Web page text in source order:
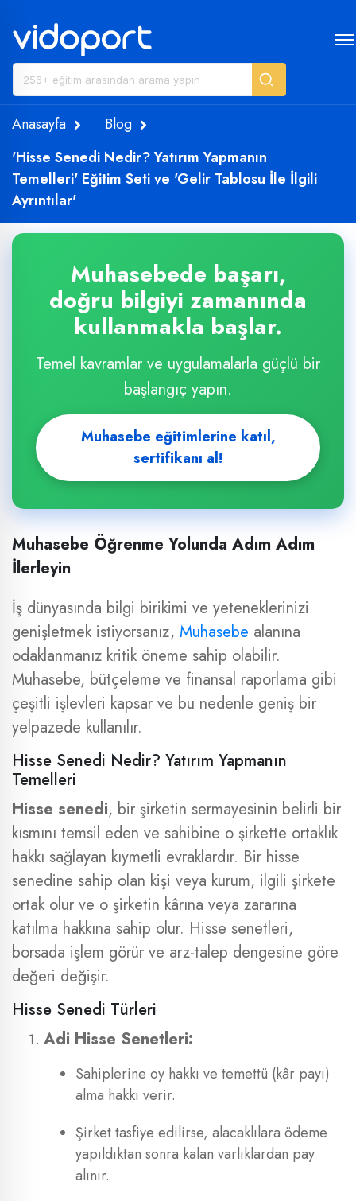
Anasayfa
Blog
'Hisse Senedi Nedir? Yatırım Yapmanın
Temelleri' Eğitim Seti ve 'Gelir Tablosu İle İlgili
Ayrıntılar'
Muhasebede başarı,
doğru bilgiyi zamanında
kullanmakla başlar.
Temel kavramlar ve uygulamalarla güçlü bir
başlangıç yapın.
Muhasebe eğitimlerine katıl,
sertifikanı al!
Muhasebe Öğrenme Yolunda Adım Adım
İlerleyin
İş dünyasında bilgi birikimi ve yeteneklerinizi
genişletmek istiyorsanız, Muhasebe alanına
odaklanmanız kritik öneme sahip olabilir.
Muhasebe, bütçeleme ve finansal raporlama gibi
çeşitli işlevleri kapsar ve bu nedenle geniş bir
yelpazede kullanılır.
Hisse Senedi Nedir? Yatırım Yapmanın
Temelleri
Hisse senedi, bir şirketin sermayesinin belirli bir
kısmını temsil eden ve sahibine o şirkette ortaklık
hakkı sağlayan kıymetli evraklardır. Bir hisse
senedine sahip olan kişi veya kurum, ilgili şirkete
ortak olur ve o şirketin kârına veya zararına
katılma hakkına sahip olur. Hisse senetleri,
borsada işlem görür ve arz-talep dengesine göre
değeri değişir.
Hisse Senedi Türleri
Adi Hisse Senetleri:
Sahiplerine oy hakkı ve temettü (kâr payı)
alma hakkı verir.
Şirket tasfiye edilirse, alacaklılara ödeme
yapıldıktan sonra kalan varlıklardan pay
alınır.